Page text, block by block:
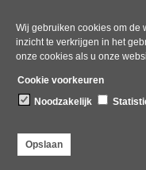
Wij gebruiken cookies om de
inzicht te verkrijgen in het
onze cookies als u onze
Cookie voorkeuren
Noodzakelijk
Opslaan
Bezoekadres
Postadres
Postbus 2095, 1620 EB Hoorn